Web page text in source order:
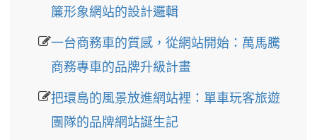
簾形象網站的設計邏輯
一台商務車的質感，從網站開始：萬馬騰
商務專車的品牌升級計畫
把環島的風景放進網站裡：單車玩客旅遊
團隊的品牌網站誕生記